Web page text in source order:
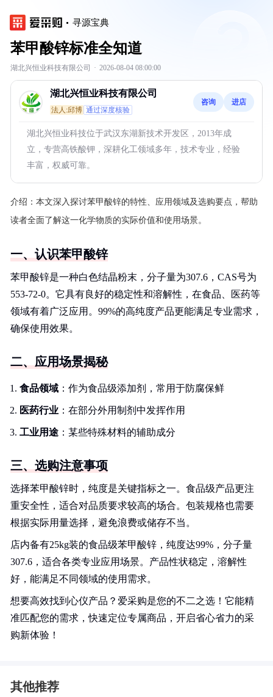
寻源宝典
苯甲酸锌标准全知道
湖北兴恒业科技有限公司 · 2026-08-04 08:00:00
湖北兴恒业科技有限公司
法人:邱博 通过深度核验
咨询 进店
湖北兴恒业科技位于武汉东湖新技术开发区，2013年成
立，专营高铁酸钾，深耕化工领域多年，技术专业，经验
丰富，权威可靠。
介绍： 本文深入探讨苯甲酸锌的特性、应用领域及选购要点，帮助
读者全面了解这一化学物质的实际价值和使用场景。
一、认识苯甲酸锌
苯甲酸锌是一种白色结晶粉末，分子量为307.6，CAS号为
553-72-0。它具有良好的稳定性和溶解性，在食品、医药等
领域有着广泛应用。99%的高纯度产品更能满足专业需求，
确保使用效果。
二、应用场景揭秘
食品领域 ：作为食品级添加剂，常用于防腐保鲜
医药行业 ：在部分外用制剂中发挥作用
工业用途 ：某些特殊材料的辅助成分
三、选购注意事项
选择苯甲酸锌时，纯度是关键指标之一。食品级产品更注
重安全性，适合对品质要求较高的场合。包装规格也需要
根据实际用量选择，避免浪费或储存不当。
店内备有25kg装的食品级苯甲酸锌，纯度达99%，分子量
307.6，适合各类专业应用场景。产品性状稳定，溶解性
好，能满足不同领域的使用需求。
想要高效找到心仪产品？爱采购是您的不二之选！它能精
准匹配您的需求，快速定位专属商品，开启省心省力的采
购新体验！
其他推荐